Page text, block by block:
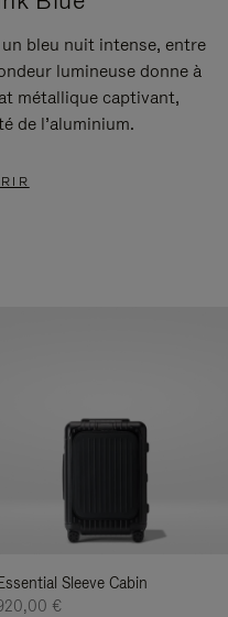
bleu nuit intense, entre
lumineuse donne à
métallique captivant,
de l’aluminium.
Sleeve Cabin
€